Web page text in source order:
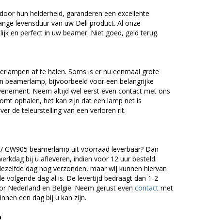
hun helderheid, garanderen een excellente
levensduur van uw Dell product. Al onze
en perfect in uw beamer. Niet goed, geld terug.
af te halen. Soms is er nu eenmaal grote
beamerlamp, bijvoorbeeld voor een belangrijke
Neem altijd wel eerst even contact met ons
ophalen, het kan zijn dat een lamp net is
de teleurstelling van een verloren rit.
GW905 beamerlamp uit voorraad leverbaar? Dan
bij u afleveren, indien voor 12 uur besteld.
dag nog verzonden, maar wij kunnen hiervan
volgende dag al is. De levertijd bedraagt dan 1-2
Nederland en België. Neem gerust even contact met
een dag bij u kan zijn.